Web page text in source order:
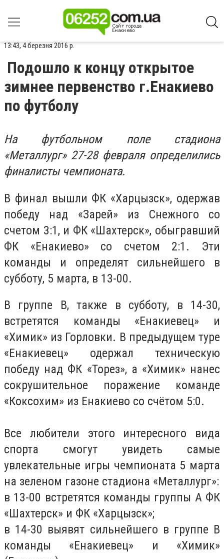
13:43, 4 березня 2016 р.
Подошло к концу открытое
зимнее первенство г.Енакиево
по футболу
На футбольном поле стадиона
«Металлург» 27-28 февраля определились
финалисты чемпионата.
В финал вышли ФК «Харцызск», одержав
победу над «Зарей» из Снежного со
счетом 3:1, и ФК «Шахтерск», обыгравший
ФК «Енакиево» со счетом 2:1. Эти
команды и определят сильнейшего в
субботу, 5 марта, в 13-00.
В группе В, также в субботу, в 14-30,
встретятся команды «Енакиевец» и
«Химик» из Горловки. В предыдущем туре
«Енакиевец» одержал техническую
победу над ФК «Торез», а «Химик» нанес
сокрушительное поражение команде
«Коксохим» из Енакиево со счётом 5:0.
Все любители этого интересного вида
спорта смогут увидеть самые
увлекательные игры чемпионата 5 марта
на зеленом газоне стадиона «Металлург»:
в 13-00 встретятся команды группы А ФК
«Шахтерск» и ФК «Харцызск»;
в 14-30 выявят сильнейшего в группе В
команды «Енакиевец» и «Химик»